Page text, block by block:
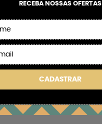
RECEBA NOSSAS OFERTAS
CADASTRAR